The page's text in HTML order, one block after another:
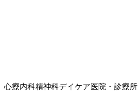
心療内科精神科デイケア医院・診療所